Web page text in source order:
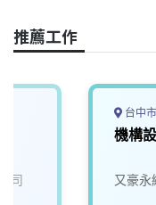
o
k
推薦工作
司
台中
機構
又豪永